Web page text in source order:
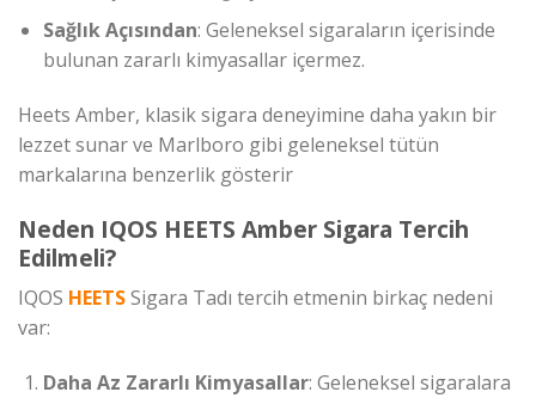
Sağlık Açısından: Geleneksel sigaraların içerisinde
bulunan zararlı kimyasallar içermez.
Heets Amber, klasik sigara deneyimine daha yakın bir
lezzet sunar ve Marlboro gibi geleneksel tütün
markalarına benzerlik gösterir
Neden IQOS HEETS Amber Sigara Tercih
Edilmeli?
IQOS HEETSSigara Tadı tercih etmenin birkaç nedeni
var:
Daha Az Zararlı Kimyasallar: Geleneksel sigaralara